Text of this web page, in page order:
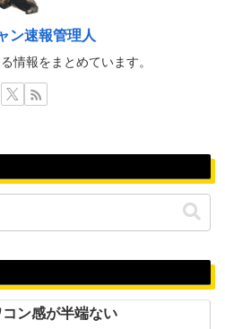
ン速報管理人
情報をまとめています。
ン感が半端ない